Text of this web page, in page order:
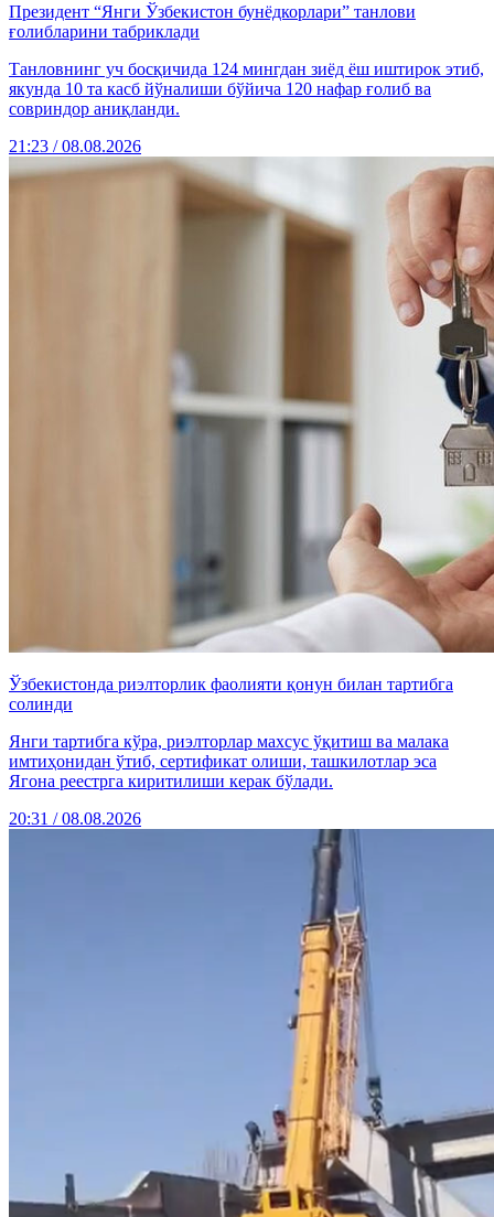
Президент “Янги Ўзбекистон бунёдкорлари” танлови
ғолибларини табриклади
Танловнинг уч босқичида 124 мингдан зиёд ёш иштирок этиб,
якунда 10 та касб йўналиши бўйича 120 нафар ғолиб ва
совриндор аниқланди.
21:23 / 08.08.2026
Ўзбекистонда риэлторлик фаолияти қонун билан тартибга
солинди
Янги тартибга кўра, риэлторлар махсус ўқитиш ва малака
имтиҳонидан ўтиб, сертификат олиши, ташкилотлар эса
Ягона реестрга киритилиши керак бўлади.
20:31 / 08.08.2026